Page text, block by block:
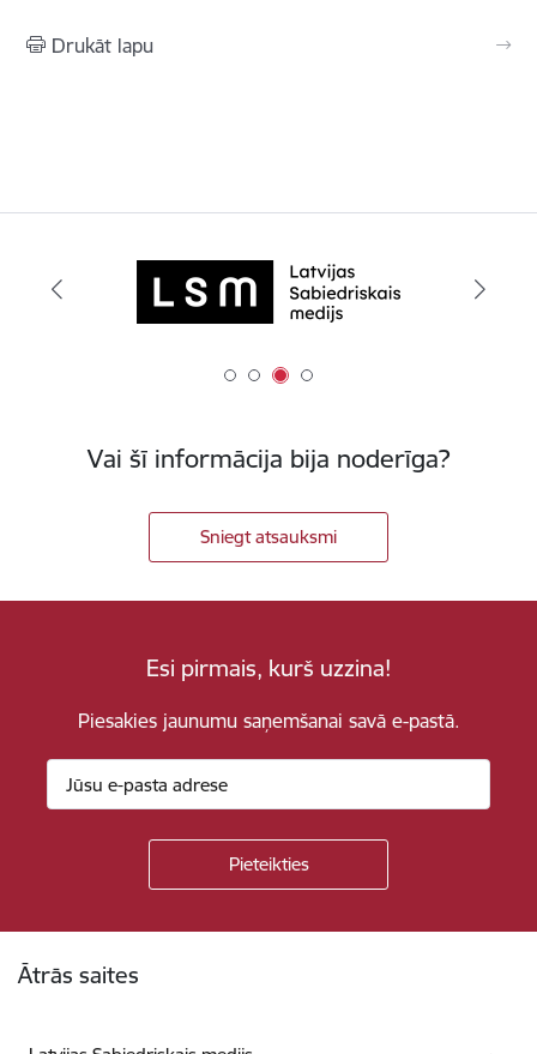
Drukāt lapu
Vai šī informācija bija noderīga?
Sniegt atsauksmi
Esi pirmais, kurš uzzina!
Piesakies jaunumu saņemšanai savā e-pastā.
Ātrās saites